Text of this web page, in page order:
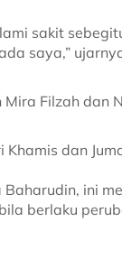
sakit
saya,”
Filzah dan
dan
ini
berlaku